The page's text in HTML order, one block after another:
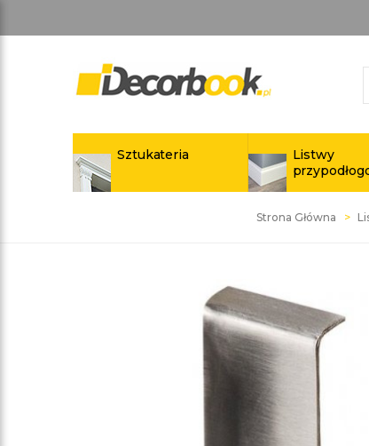
Sztukateria
Listwy
Strona Główna